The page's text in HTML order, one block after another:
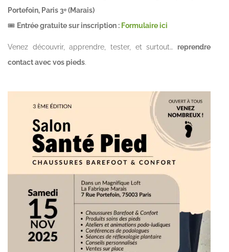
Portefoin, Paris 3ᵉ (Marais)
🎟️ Entrée gratuite sur inscription : Formulaire ici
Venez découvrir, apprendre, tester, et surtout… reprendre
contact avec vos pieds.